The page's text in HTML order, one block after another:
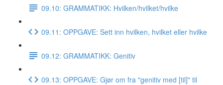
09.10: GRAMMATIKK: Hvilken/hvilket/hvilke
09.11: OPPGAVE: Sett inn hvilken, hvilket eller hvilke
09.12: GRAMMATIKK: Genitiv
09.13: OPPGAVE: Gjør om fra "genitiv med [til]" til